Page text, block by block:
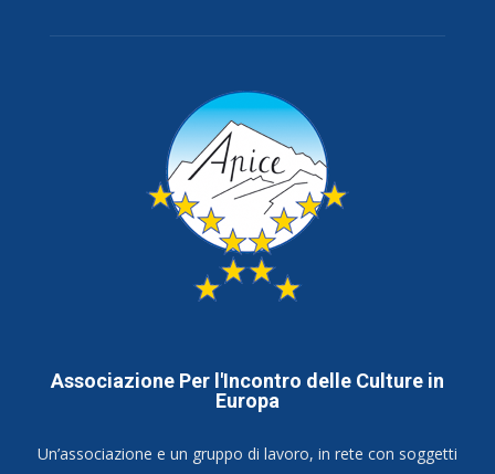
Associazione Per l'Incontro delle Culture in
Europa
Un’associazione e un gruppo di lavoro, in rete con soggetti